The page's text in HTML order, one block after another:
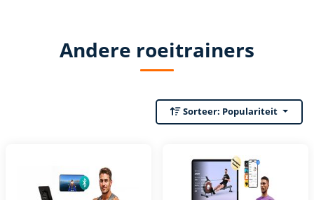
Andere roeitrainers
Sorteer: Populariteit